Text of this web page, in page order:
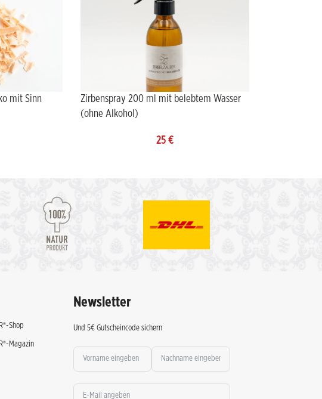
mit Sinn
Zirbenspray 200 ml mit belebtem Wasser
(ohne Alkohol)
25 €
Shop
Magazin
Newsletter
Und 5€ Gutscheincode sichern